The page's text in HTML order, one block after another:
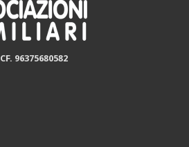
CF. 96375680582